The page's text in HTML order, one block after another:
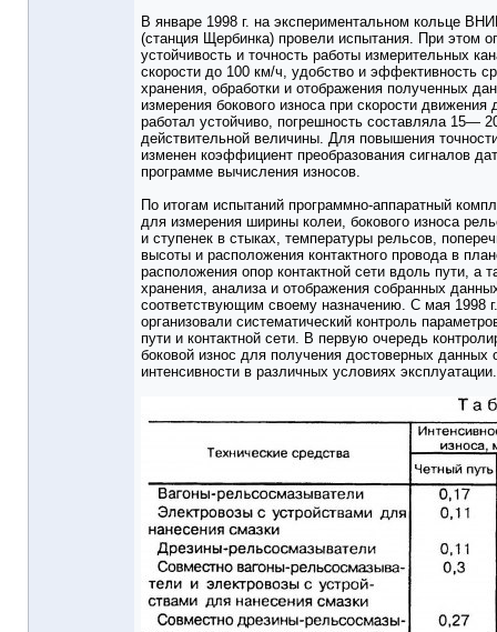
В январе 1998 г. на экспериментальном кольце
(станция Щербинка) провели испытания. При этом
устойчивость и точность работы измерительных
скорости до 100 км/ч, удобство и эффективность
хранения, обработки и отображения полученных
измерения бокового износа при скорости движения
работал устойчиво, погрешность составляла 15—
действительной величины. Для повышения
изменен коэффициент преобразования сигналов
программе вычисления износов.
По итогам испытаний программно-аппаратный
для измерения ширины колеи, бокового износа
и ступенек в стыках, температуры рельсов,
высоты и расположения контактного провода в
расположения опор контактной сети вдоль пути, а
хранения, анализа и отображения собранных
соответствующим своему назначению. С мая 1998
организовали систематический контроль
пути и контактной сети. В первую очередь
боковой износ для получения достоверных данных
интенсивности в различных условиях эксплуатации.